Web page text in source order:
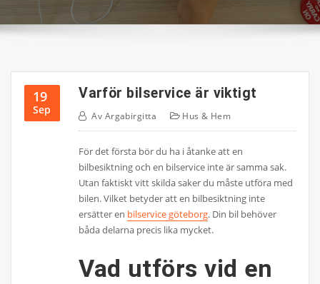
19
Sep
Varför bilservice är viktigt
Av Argabirgitta Hus & Hem
För det första bör du ha i åtanke att en
bilbesiktning och en bilservice inte är samma sak.
Utan faktiskt vitt skilda saker du måste utföra med
bilen. Vilket betyder att en bilbesiktning inte
ersätter en bilservice göteborg. Din bil behöver
båda delarna precis lika mycket.
Vad utförs vid en